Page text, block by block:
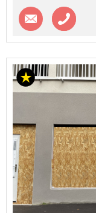
Contacter